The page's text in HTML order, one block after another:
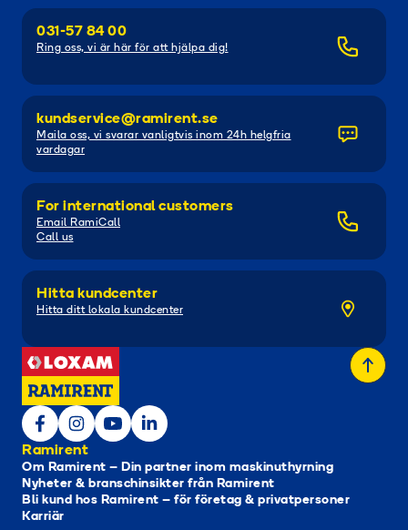
031-57 84 00
Ring oss, vi är här för att hjälpa dig!
kundservice@ramirent.se
Maila oss, vi svarar vanligtvis inom 24h helgfria
vardagar
For international customers
Email RamiCall
Call us
Hitta kundcenter
Hitta ditt lokala kundcenter
Ramirent
Om Ramirent – Din partner inom maskinuthyrning
Nyheter & branschinsikter från Ramirent
Bli kund hos Ramirent – för företag & privatpersoner
Karriär